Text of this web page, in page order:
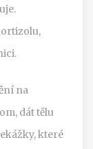
na
dát tělu
které